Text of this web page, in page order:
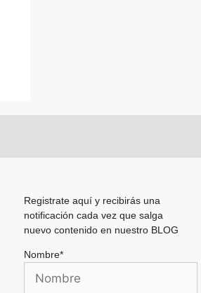
Registrate aquí y recibirás una
notificación cada vez que salga
nuevo contenido en nuestro BLOG
Nombre*